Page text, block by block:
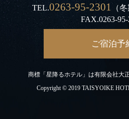
TEL.0263-95-2301 （
FAX.0263-95-
ご宿泊予
商標「星降るホテル」は有限会社大
Copyright © 2019 TAISYOIKE